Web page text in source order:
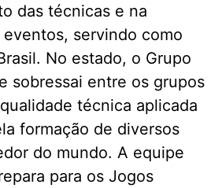
das técnicas e na
servindo como
No estado, o Grupo
sobressai entre os grupos
técnica aplicada
formação de diversos
do mundo. A equipe
para os Jogos